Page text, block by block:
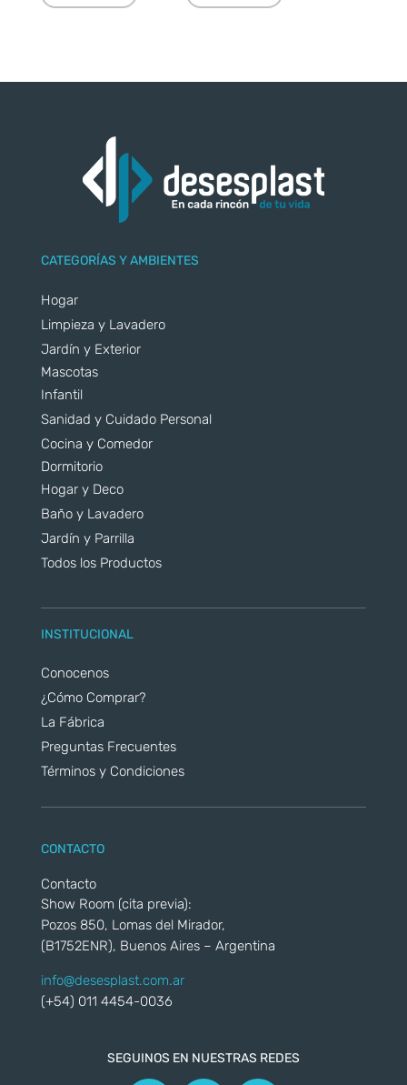
CATEGORÍAS Y AMBIENTES
Hogar
Limpieza y Lavadero
Jardín y Exterior
Mascotas
Infantil
Sanidad y Cuidado Personal
Cocina y Comedor
Dormitorio
Hogar y Deco
Baño y Lavadero
Jardín y Parrilla
Todos los Productos
INSTITUCIONAL
Conocenos
¿Cómo Comprar?
La Fábrica
Preguntas Frecuentes
Términos y Condiciones
CONTACTO
Contacto
Show Room (cita previa):
Pozos 850, Lomas del Mirador,
(B1752ENR), Buenos Aires – Argentina
info@desesplast.com.ar
(+54) 011 4454-0036
SEGUINOS EN NUESTRAS REDES